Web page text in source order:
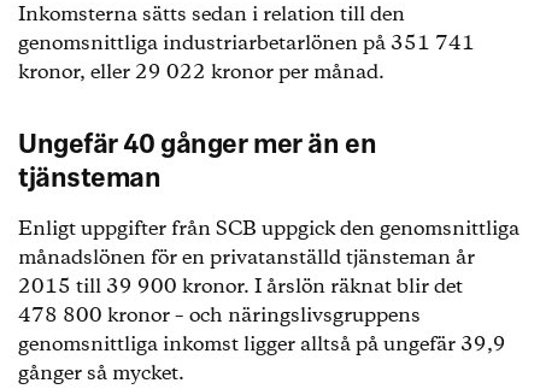
Inkomsterna sätts sedan i relation till den
genomsnittliga industriarbetarlönen på 351 741
kronor, eller 29 022 kronor per månad.
Ungefär 40 gånger mer än en
tjänsteman
Enligt uppgifter från SCB uppgick den genomsnittliga
månadslönen för en privatanställd tjänsteman år
2015 till 39 900 kronor. I årslön räknat blir det
478 800 kronor – och näringslivsgruppens
genomsnittliga inkomst ligger alltså på ungefär 39,9
gånger så mycket.